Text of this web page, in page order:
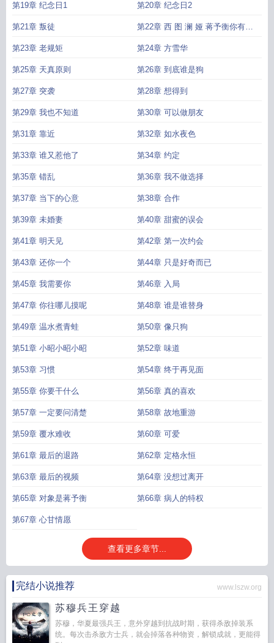
第19章 纪念日1 第20章 纪念日2
第21章 叛徒 第22章 西 图 澜 娅 蒋予衡你有病
吧
第23章 老规矩 第24章 方雪华
第25章 天真原则 第26章 到底谁是狗
第27章 突袭 第28章 想得到
第29章 我也不知道 第30章 可以做朋友
第31章 靠近 第32章 如水夜色
第33章 谁又惹他了 第34章 约定
第35章 错乱 第36章 我不做选择
第37章 当下的心意 第38章 合作
第39章 未婚妻 第40章 甜蜜的误会
第41章 明天见 第42章 第一次约会
第43章 还你一个 第44章 只是好奇而已
第45章 我需要你 第46章 入局
第47章 你往哪儿摸呢 第48章 谁是谁替身
第49章 温水煮青蛙 第50章 像只狗
第51章 小昭小昭小昭 第52章 味道
第53章 习惯 第54章 终于再见面
第55章 你要干什么 第56章 真的喜欢
第57章 一定要问清楚 第58章 故地重游
第59章 覆水难收 第60章 可爱
第61章 最后的退路 第62章 定格永恒
第63章 最后的视频 第64章 没想过离开
第65章 对象是蒋予衡 第66章 病人的特权
第67章 心甘情愿
查看更多章节...
完结小说推荐 www.lszw.org
苏穆兵王穿越
苏穆，华夏最强兵王，意外穿越到抗战时期，获得杀敌掉装系
统。每次击杀敌方士兵，就会掉落各种物资，解锁成就，更能得